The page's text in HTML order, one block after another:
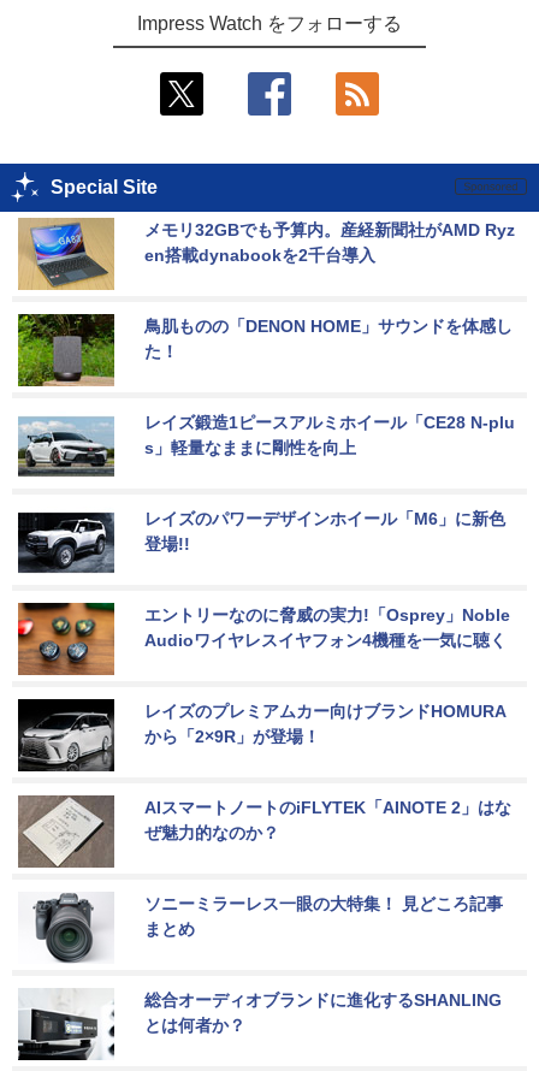
Impress Watch をフォローする
Special Site
メモリ32GBでも予算内。産経新聞社がAMD Ryz
en搭載dynabookを2千台導入
鳥肌ものの「DENON HOME」サウンドを体感し
た！
レイズ鍛造1ピースアルミホイール「CE28 N-plu
s」軽量なままに剛性を向上
レイズのパワーデザインホイール「M6」に新色
登場!!
エントリーなのに脅威の実力!「Osprey」Noble
Audioワイヤレスイヤフォン4機種を一気に聴く
レイズのプレミアムカー向けブランドHOMURA
から「2×9R」が登場！
AIスマートノートのiFLYTEK「AINOTE 2」はな
ぜ魅力的なのか？
ソニーミラーレス一眼の大特集！ 見どころ記事
まとめ
総合オーディオブランドに進化するSHANLING
とは何者か？